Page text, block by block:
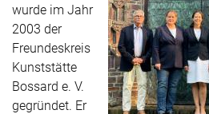
wurde im Jahr
2003 der
Freundeskreis
Kunststätte
Bossard e. V.
gegründet. Er